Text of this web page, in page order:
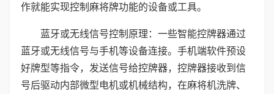
作就能实现控制麻将牌功能的设备或工具。
蓝牙或无线信号控制原理：一些智能控牌器通过
蓝牙或无线信号与手机等设备连接。手机端软件预设
好牌型等指令，发送信号给控牌器，控牌器接收到信
号后驱动内部微型电机或机械结构，在麻将机洗牌、